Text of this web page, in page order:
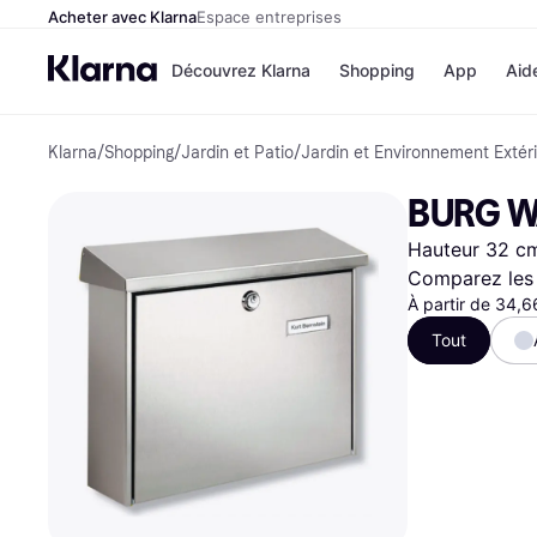
Acheter avec KlarnaEspace entreprises
Découvrez Klarna
Options de
paiement
Payer maintenant
Paiement en 3 fois
Paiement à 30 jours
Klarna sur Apple Pay
Shopping
Magasins
Airbnb
Temu
JD Sports
Voir tous les
App
Klarna/Shopping/Jardin et Patio/Jardin et Environnement
BURG
Hauteur 32
Comparez
À partir de
Tout